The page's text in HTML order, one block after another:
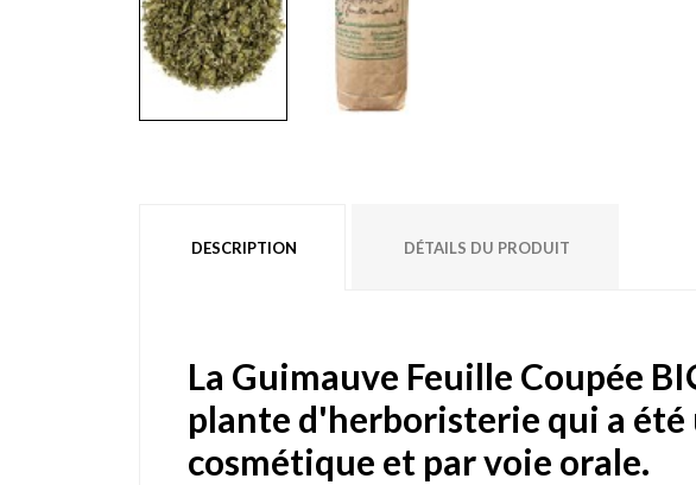
DESCRIPTION DÉTAILS DU PRODUIT
La Guimauve Feuille Coupée
plante d'herboristerie qui a été
cosmétique et par voie orale.